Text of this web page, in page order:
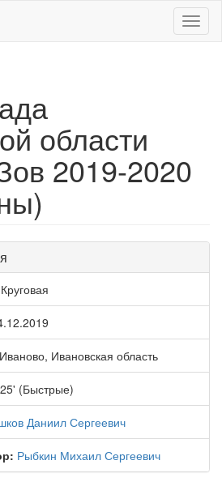
области
2019-2020
Круговая
Иваново, Ивановская область
25' (Быстрые)
Даниил Сергеевич
Рыбкин Михаил Сергеевич